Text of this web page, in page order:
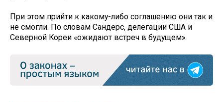
При этом прийти к какому-либо соглашению они так и
не смогли. По словам Сандерс, делегации США и
Северной Кореи «ожидают встреч в будущем».